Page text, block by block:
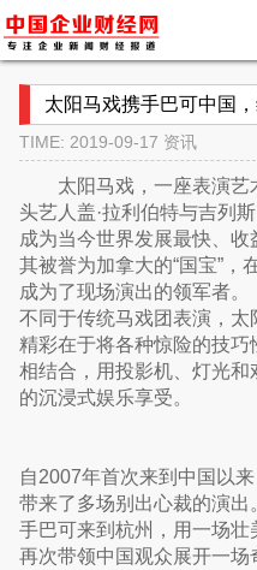
太阳马戏携手巴可中国
TIME: 2019-09-17 资讯
太阳马戏，一座表演
头艺人盖·拉利伯特与吉列
成为当今世界发展最快、收
其被誉为加拿大的“国宝”，
成为了现场演出的领军者。
不同于传统马戏团表演，
精彩在于将各种惊险的技
相结合，用投影机、灯光
的沉浸式娱乐享受。
自2007年首次来到中国以
带来了多场别出心裁的演
手巴可来到杭州，用一场壮
再次带领中国观众展开一场